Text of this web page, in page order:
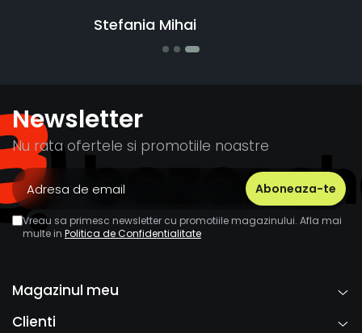
Stefania Mihai
Newsletter
Nu rata ofertele si promotiile noastre
Vreau sa primesc newsletter cu promotiile magazinului. Afla mai
multe in Politica de Confidentialitate
Magazinul meu
Clienti